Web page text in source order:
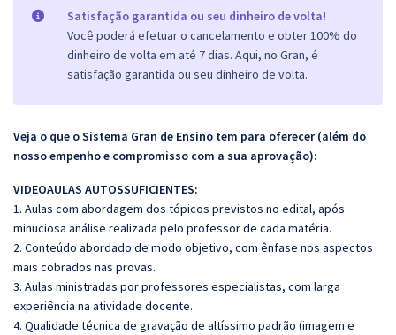
Satisfação garantida ou seu dinheiro de volta!
Você poderá efetuar o cancelamento e obter 100% do
dinheiro de volta em até 7 dias. Aqui, no Gran, é
satisfação garantida ou seu dinheiro de volta.
Veja o que o Sistema Gran de Ensino tem para oferecer (além do
nosso empenho e compromisso com a sua aprovação):
VIDEOAULAS AUTOSSUFICIENTES:
1. Aulas com abordagem dos tópicos previstos no edital, após
minuciosa análise realizada pelo professor de cada matéria.
2. Conteúdo abordado de modo objetivo, com ênfase nos aspectos
mais cobrados nas provas.
3. Aulas ministradas por professores especialistas, com larga
experiência na atividade docente.
4. Qualidade técnica de gravação de altíssimo padrão (imagem e